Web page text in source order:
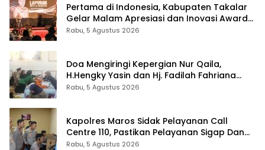
Pertama di Indonesia, Kabupaten Takalar
Gelar Malam Apresiasi dan Inovasi Award
2026: Panggung Penghargaan bagi
Rabu, 5 Agustus 2026
Doa Mengiringi Kepergian Nur Qaila,
H.Hengky Yasin dan Hj. Fadilah Fahriana
Hadir Menguatkan Keluarga
Rabu, 5 Agustus 2026
Kapolres Maros Sidak Pelayanan Call
Centre 110, Pastikan Pelayanan Sigap Dan
Humanis
Rabu, 5 Agustus 2026